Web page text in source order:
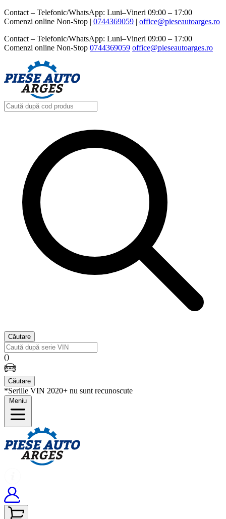
Contact – Telefonic/WhatsApp: Luni–Vineri 09:00 – 17:00
Comenzi online Non-Stop | 0744369059‬ | office@pieseautoarges.ro
Contact – Telefonic/WhatsApp: Luni–Vineri 09:00 – 17:00
Comenzi online Non-Stop 0744369059‬ office@pieseautoarges.ro
Căutare
()
Căutare
*Seriile VIN 2020+ nu sunt recunoscute
Meniu